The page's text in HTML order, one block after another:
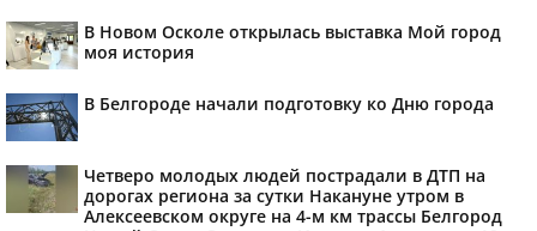
В Новом Осколе открылась выставка Мой город
моя история
В Белгороде начали подготовку ко Дню города
Четверо молодых людей пострадали в ДТП на
дорогах региона за сутки Накануне утром в
Алексеевском округе на 4-м км трассы Белгород